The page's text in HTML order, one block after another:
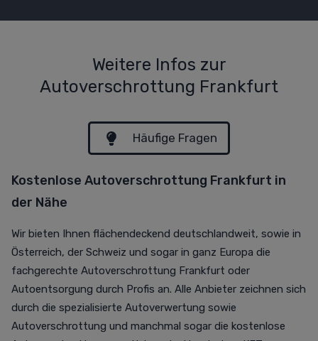
Weitere Infos zur
Autoverschrottung Frankfurt
Häufige Fragen
Kostenlose Autoverschrottung Frankfurt in
der Nähe
Wir bieten Ihnen flächendeckend deutschlandweit, sowie in
Österreich, der Schweiz und sogar in ganz Europa die
fachgerechte Autoverschrottung Frankfurt oder
Autoentsorgung durch Profis an. Alle Anbieter zeichnen sich
durch die spezialisierte Autoverwertung sowie
Autoverschrottung und manchmal sogar die kostenlose